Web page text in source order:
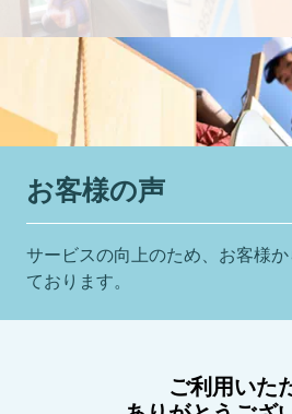
お客様の声
サービスの向上のため、お客様
ております。
ご利用いた